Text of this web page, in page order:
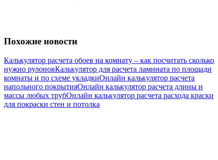
Похожие новости
Калькулятор расчета обоев на комнату – как посчитать сколько
нужно рулоновКалькулятор для расчета ламината по площади
комнаты и по схеме укладкиОнлайн калькулятор расчета
напольного покрытияОнлайн калькулятор расчета длины и
массы любых трубОнлайн калькулятор расчета расхода краски
для покраски стен и потолка